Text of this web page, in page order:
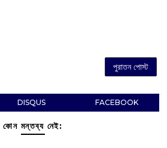
পুরাতন পোস্ট
DISQUS FACEBOOK
কোন মন্তব্য নেই: